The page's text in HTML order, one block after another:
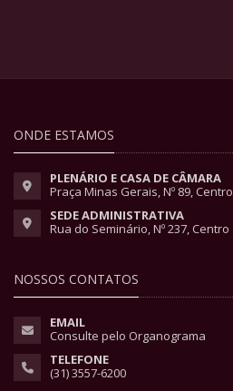
ONDE ESTAMOS
PLENÁRIO E CASA DE CÂMARA
Praça Minas Gerais, Nº 89, Centro
SEDE ADMINISTRATIVA
Rua do Seminário, Nº 237, Centro
NOSSOS CONTATOS
EMAIL
Consulte pelo Organograma
TELEFONE
(31) 3557-6200